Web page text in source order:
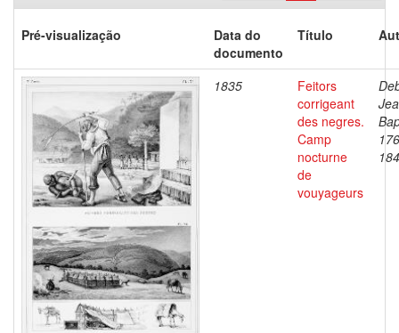
Pré-visualização
Data do
documento
Título
1835
Feitors
corrigeant
des negres.
Camp
nocturne
de
vouyageurs